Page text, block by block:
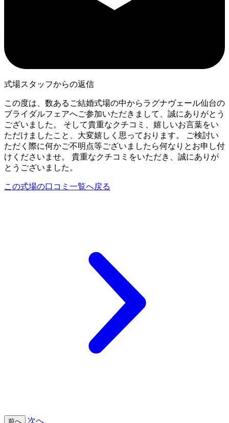
式場スタッフからの返信
この度は、数あるご結婚式場の中からラグナヴェール仙台の
ブライダルフェアへご参加いただきまして、誠にありがとう
ございました。 そして貴重なクチコミ、嬉しいお言葉をい
ただけましたこと、大変嬉しく思っております。 ご検討い
ただく際に何かご不明点等ございましたら何なりとお申し付
けくださいませ。 貴重なクチコミをいただき、誠にありが
とうございました。
この式場の口コミ一覧へ戻る
前へ 次へ